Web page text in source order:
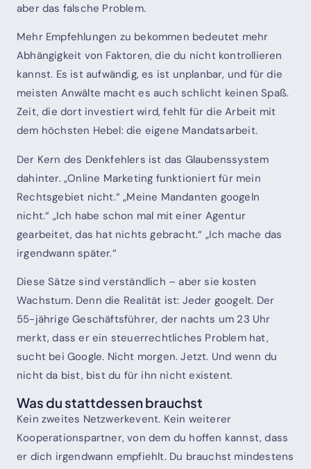
aber das falsche Problem.
Mehr Empfehlungen zu bekommen bedeutet mehr
Abhängigkeit von Faktoren, die du nicht kontrollieren
kannst. Es ist aufwändig, es ist unplanbar, und für die
meisten Anwälte macht es auch schlicht keinen Spaß.
Zeit, die dort investiert wird, fehlt für die Arbeit mit
dem höchsten Hebel: die eigene Mandatsarbeit.
Der Kern des Denkfehlers ist das Glaubenssystem
dahinter. „Online Marketing funktioniert für mein
Rechtsgebiet nicht.“ „Meine Mandanten googeln
nicht.“ „Ich habe schon mal mit einer Agentur
gearbeitet, das hat nichts gebracht.“ „Ich mache das
irgendwann später.“
Diese Sätze sind verständlich – aber sie kosten
Wachstum. Denn die Realität ist: Jeder googelt. Der
55-jährige Geschäftsführer, der nachts um 23 Uhr
merkt, dass er ein steuerrechtliches Problem hat,
sucht bei Google. Nicht morgen. Jetzt. Und wenn du
nicht da bist, bist du für ihn nicht existent.
Was du stattdessen brauchst
Kein zweites Netzwerkevent. Kein weiterer
Kooperationspartner, von dem du hoffen kannst, dass
er dich irgendwann empfiehlt. Du brauchst mindestens